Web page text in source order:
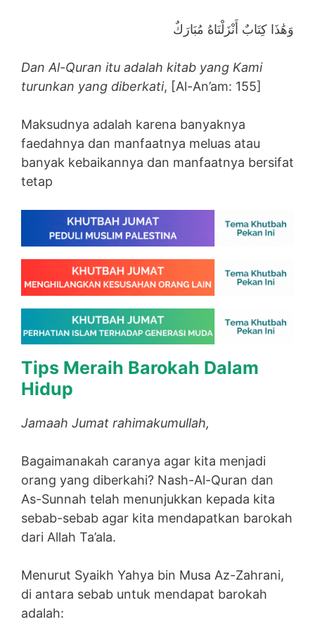
وَهَٰذَا كِتَابٌ أَنْزَلْنَاهُ مُبَارَكٌ
Dan Al-Quran itu adalah kitab yang Kami
turunkan yang diberkati, [Al-An’am: 155]
Maksudnya adalah karena banyaknya
faedahnya dan manfaatnya meluas atau
banyak kebaikannya dan manfaatnya bersifat
tetap
Tips Meraih Barokah Dalam
Hidup
Jamaah Jumat rahimakumullah,
Bagaimanakah caranya agar kita menjadi
orang yang diberkahi? Nash-Al-Quran dan
As-Sunnah telah menunjukkan kepada kita
sebab-sebab agar kita mendapatkan barokah
dari Allah Ta’ala.
Menurut Syaikh Yahya bin Musa Az-Zahrani,
di antara sebab untuk mendapat barokah
adalah: